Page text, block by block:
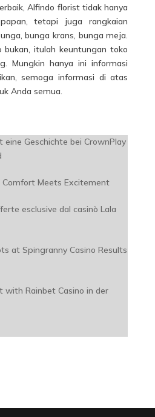
Alfindo florist tidak hanya
tetapi juga rangkaian
bunga krans, bunga meja.
bukan, itulah keuntungan toko
Mungkin hanya ini informasi
semoga informasi di atas
Anda semua.
eine Geschichte bei CrownPlay
Comfort Meets Excitement
esclusive dal casinò Lala
at Spingranny Casino Results
Rainbet Casino in der